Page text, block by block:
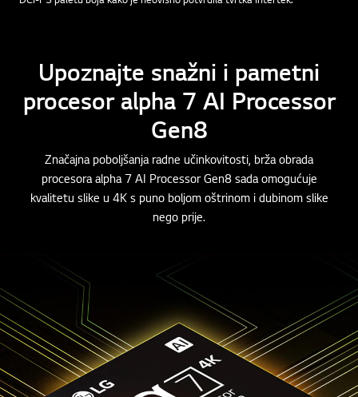
Upoznajte snažni i pametni
procesor alpha 7 AI Processor
Gen8
Značajna poboljšanja radne učinkovitosti, brža obrada
procesora alpha 7 AI Processor Gen8 sada omogućuje
kvalitetu slike u 4K s puno boljom oštrinom i dubinom slike
nego prije.